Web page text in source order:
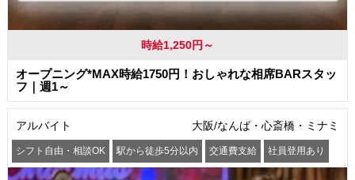
時給1,250円～
オープニング*MAX時給1750円！おしゃれな相席BARスタッ
フ｜週1～
アルバイト 大阪/なんば・心斎橋・ミナミ
シフト自由・相談OK 駅から徒歩5分以内 交通費支給 社員登用あり